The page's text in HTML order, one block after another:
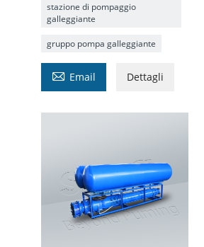
stazione di pompaggio
galleggiante
gruppo pompa galleggiante
 Email Dettagli